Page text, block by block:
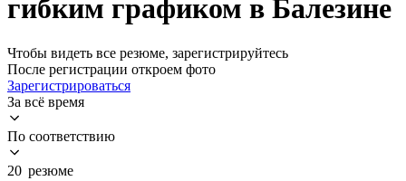
гибким графиком в Балезине
Чтобы видеть все резюме, зарегистрируйтесь
После регистрации откроем фото
Зарегистрироваться
За всё время
По соответствию
20 резюме